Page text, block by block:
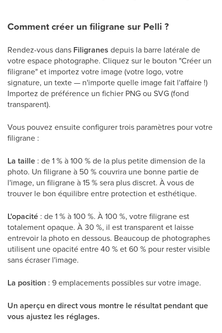
Comment créer un filigrane sur Pelli ?
Rendez-vous dans Filigranes depuis la barre latérale de
votre espace photographe. Cliquez sur le bouton "Créer un
filigrane" et importez votre image (votre logo, votre
signature, un texte — n'importe quelle image fait l'affaire !)
Importez de préférence un fichier PNG ou SVG (fond
transparent).
Vous pouvez ensuite configurer trois paramètres pour votre
filigrane :
La taille : de 1 % à 100 % de la plus petite dimension de la
photo. Un filigrane à 50 % couvrira une bonne partie de
l'image, un filigrane à 15 % sera plus discret. À vous de
trouver le bon équilibre entre protection et esthétique.
L'opacité : de 1 % à 100 %. À 100 %, votre filigrane est
totalement opaque. À 30 %, il est transparent et laisse
entrevoir la photo en dessous. Beaucoup de photographes
utilisent une opacité entre 40 % et 60 % pour rester visible
sans écraser l'image.
La position : 9 emplacements possibles sur votre image.
Un aperçu en direct vous montre le résultat pendant que
vous ajustez les réglages.